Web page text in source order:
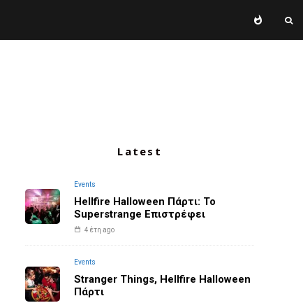
Latest
Events
Hellfire Halloween Πάρτι: Το
Superstrange Επιστρέφει
4 έτη ago
Events
Stranger Things, Hellfire Halloween
Πάρτι